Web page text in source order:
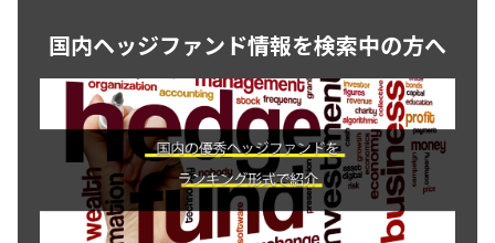
国内ヘッジファンド情報を検索中の方へ